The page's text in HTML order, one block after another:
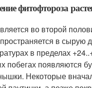
фитофтороза
во второй
в сырую
в пределах
побегах появляются
Некоторые